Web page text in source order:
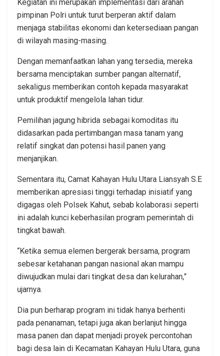
Kegiatan ini merupakan implementasi dari arahan
pimpinan Polri untuk turut berperan aktif dalam
menjaga stabilitas ekonomi dan ketersediaan pangan
di wilayah masing-masing.
Dengan memanfaatkan lahan yang tersedia, mereka
bersama menciptakan sumber pangan alternatif,
sekaligus memberikan contoh kepada masyarakat
untuk produktif mengelola lahan tidur.
Pemilihan jagung hibrida sebagai komoditas itu
didasarkan pada pertimbangan masa tanam yang
relatif singkat dan potensi hasil panen yang
menjanjikan.
Sementara itu, Camat Kahayan Hulu Utara Liansyah S.E
memberikan apresiasi tinggi terhadap inisiatif yang
digagas oleh Polsek Kahut, sebab kolaborasi seperti
ini adalah kunci keberhasilan program pemerintah di
tingkat bawah.
“Ketika semua elemen bergerak bersama, program
sebesar ketahanan pangan nasional akan mampu
diwujudkan mulai dari tingkat desa dan kelurahan,”
ujarnya.
Dia pun berharap program ini tidak hanya berhenti
pada penanaman, tetapi juga akan berlanjut hingga
masa panen dan dapat menjadi proyek percontohan
bagi desa lain di Kecamatan Kahayan Hulu Utara, guna